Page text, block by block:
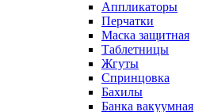
Аппликаторы
Перчатки
Маска защитная
Таблетницы
Жгуты
Спринцовка
Бахилы
Банка вакуумная